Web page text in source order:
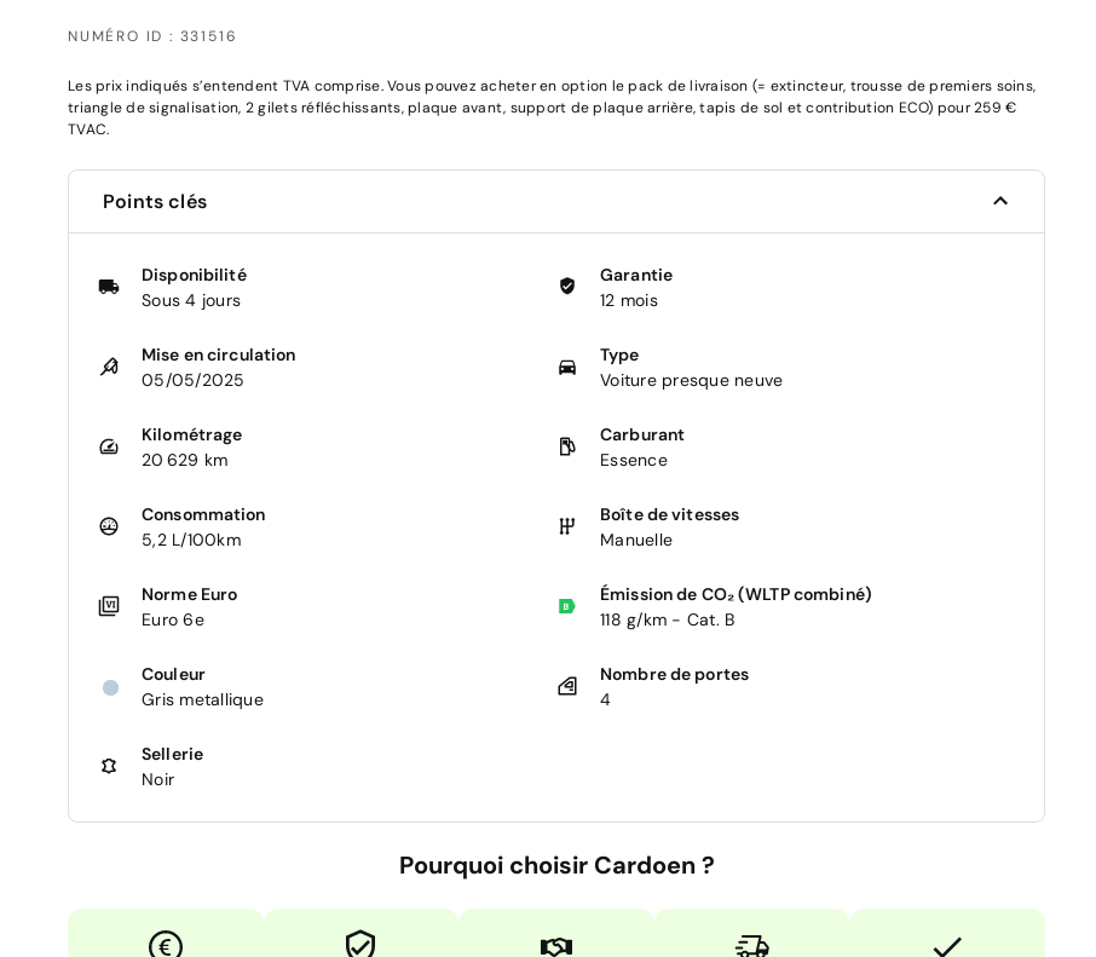
NUMÉRO ID : 331516
Les prix indiqués s’entendent TVA comprise. Vous pouvez acheter en option le pack de livraison (= extincteur, trousse de premiers soins,
triangle de signalisation, 2 gilets réfléchissants, plaque avant, support de plaque arrière, tapis de sol et contribution ECO) pour 259 €
TVAC.
Points clés
Disponibilité
Sous 4 jours
Garantie
12 mois
Mise en circulation
05/05/2025
Type
Voiture presque neuve
Kilométrage
20 629 km
Carburant
Essence
Consommation
5,2 L/100km
Boîte de vitesses
Manuelle
Norme Euro
Euro 6e
Émission de CO₂ (WLTP combiné)
118 g/km - Cat. B
Couleur
Gris metallique
Nombre de portes
4
Sellerie
Noir
Pourquoi choisir Cardoen ?